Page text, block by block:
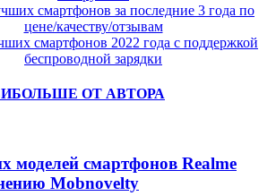
смартфонов за последние 3 года по
цене/качеству/отзывам
смартфонов 2022 года с поддержкой
беспроводной зарядки
БОЛЬШЕ ОТ АВТОРА
моделей смартфонов Realme
Mobnovelty